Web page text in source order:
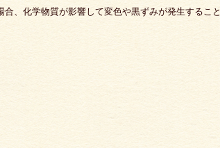
、化学物質が影響して変色や黒ずみが発生すること